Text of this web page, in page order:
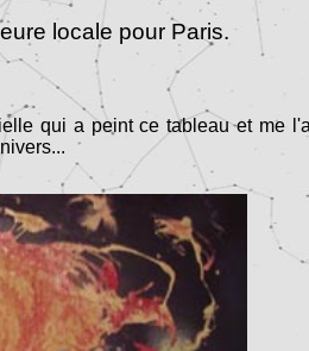
locale pour Paris.
qui a peint ce tableau et me l'a